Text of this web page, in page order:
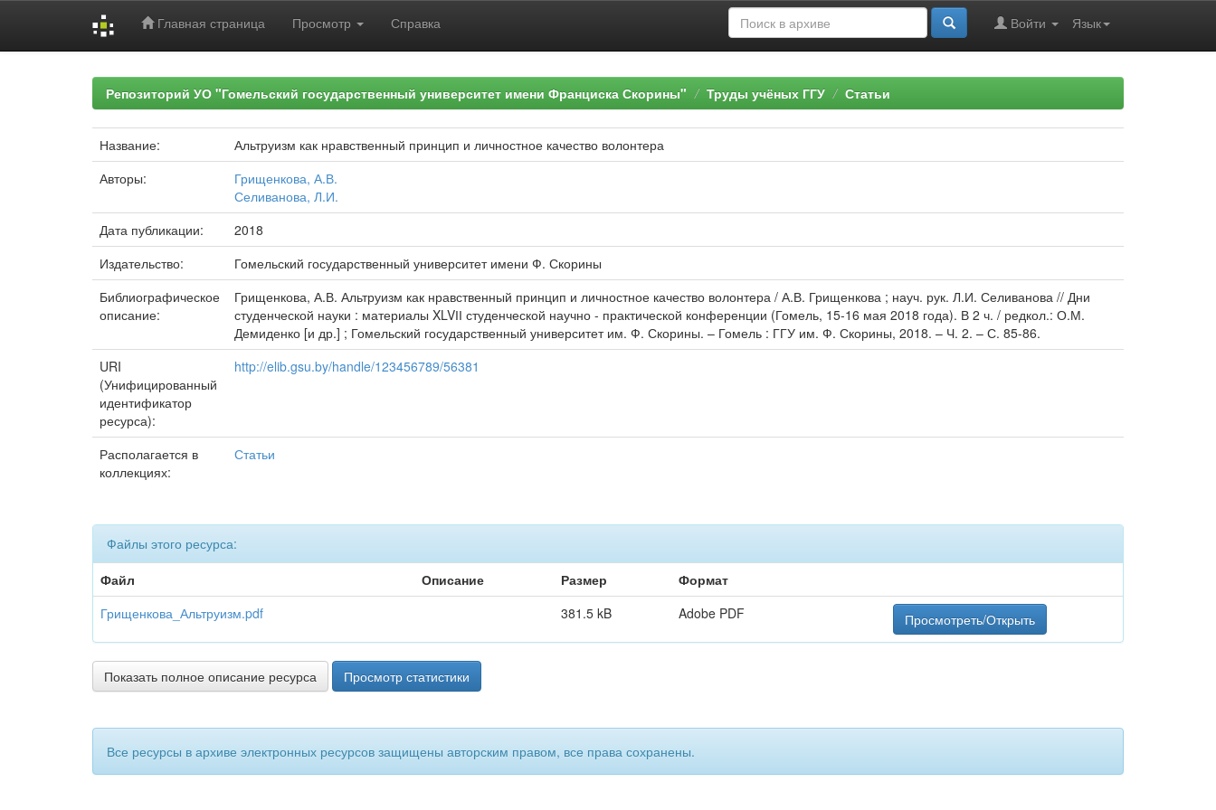
Главная страница Просмотр Справка Язык
Войти
Репозиторий УО "Гомельский государственный университет имени Франциска Скорины" Труды учёных ГГУ Статьи
Название:
Альтруизм как нравственный принцип и личностное качество волонтера
Авторы:
Грищенкова, А.В.
Селиванова, Л.И.
Дата публикации:
2018
Издательство:
Гомельский государственный университет имени Ф. Скорины
Библиографическое
описание:
Грищенкова, А.В. Альтруизм как нравственный принцип и личностное качество волонтера / А.В. Грищенкова ; науч. рук. Л.И. Селиванова // Дни
студенческой науки : материалы XLVІІ студенческой научно - практической конференции (Гомель, 15-16 мая 2018 года). В 2 ч. / редкол.: О.М.
Демиденко [и др.] ; Гомельский государственный университет им. Ф. Скорины. – Гомель : ГГУ им. Ф. Скорины, 2018. – Ч. 2. – С. 85-86.
URI
(Унифицированный
идентификатор
ресурса):
http://elib.gsu.by/handle/123456789/56381
Располагается в
коллекциях:
Статьи
Файлы этого ресурса:
Файл
Описание Размер
Формат
Грищенкова_Альтруизм.pdf
381.5 kB Adobe PDF Просмотреть/Открыть
Показать полное описание ресурса Просмотр статистики
Все ресурсы в архиве электронных ресурсов защищены авторским правом, все права сохранены.